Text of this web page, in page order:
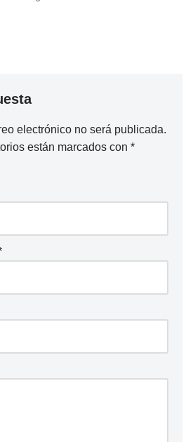
electrónico no será publicada.
están marcados con *